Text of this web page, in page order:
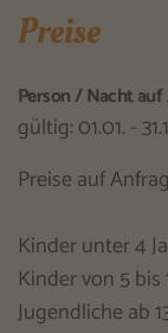
Preise
Person / Nacht
gültig: 01.01. -
Preise auf
Kinder unter 4
Kinder von 5 bis
Jugendliche ab